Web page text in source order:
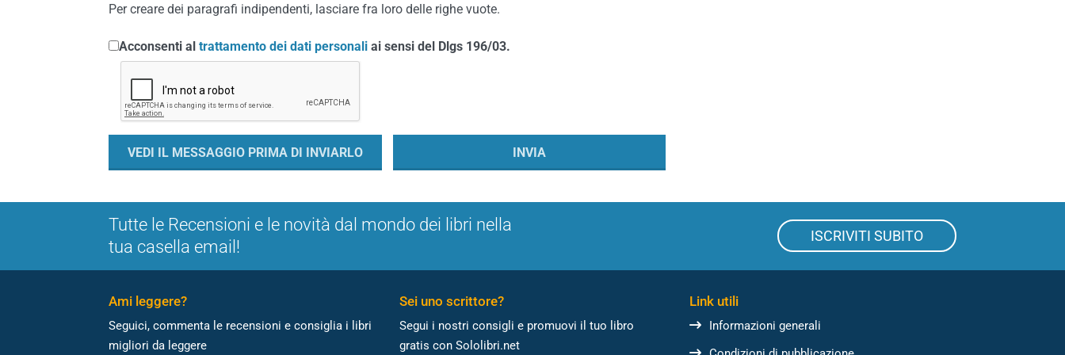
Per creare dei paragrafi indipendenti, lasciare fra loro delle righe vuote.
Acconsenti al trattamento dei dati personali ai sensi del Dlgs 196/03.
Tutte le Recensioni e le novità dal mondo dei libri nella
tua casella email!
ISCRIVITI SUBITO
Ami leggere?
Seguici, commenta le recensioni e consiglia i libri
migliori da leggere
Sei uno scrittore?
Segui i nostri consigli e promuovi il tuo libro
gratis con Sololibri.net
Link utili
Informazioni generali